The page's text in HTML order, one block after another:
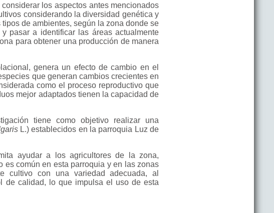
considerar los aspectos antes mencionados
considerando la diversidad genética y
de ambientes, según la zona donde se
pasar a identificar las áreas actualmente
para obtener una producción de manera
genera un efecto de cambio en el
que generan cambios crecientes en
como el proceso reproductivo que
mejor adaptados tienen la capacidad de
tiene como objetivo realizar una
L.) establecidos en la parroquia Luz de
ayudar a los agricultores de la zona,
es común en esta parroquia y en las zonas
cultivo con una variedad adecuada, al
de calidad, lo que impulsa el uso de esta